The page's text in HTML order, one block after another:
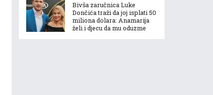
Bivša zaručnica Luke
Dončića traži da joj isplati 50
miliona dolara: Anamarija
želi i djecu da mu oduzme